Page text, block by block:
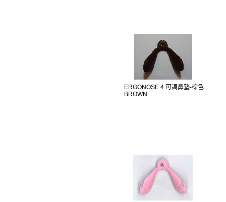
ERGONOSE 4 可調鼻墊-棕色
BROWN